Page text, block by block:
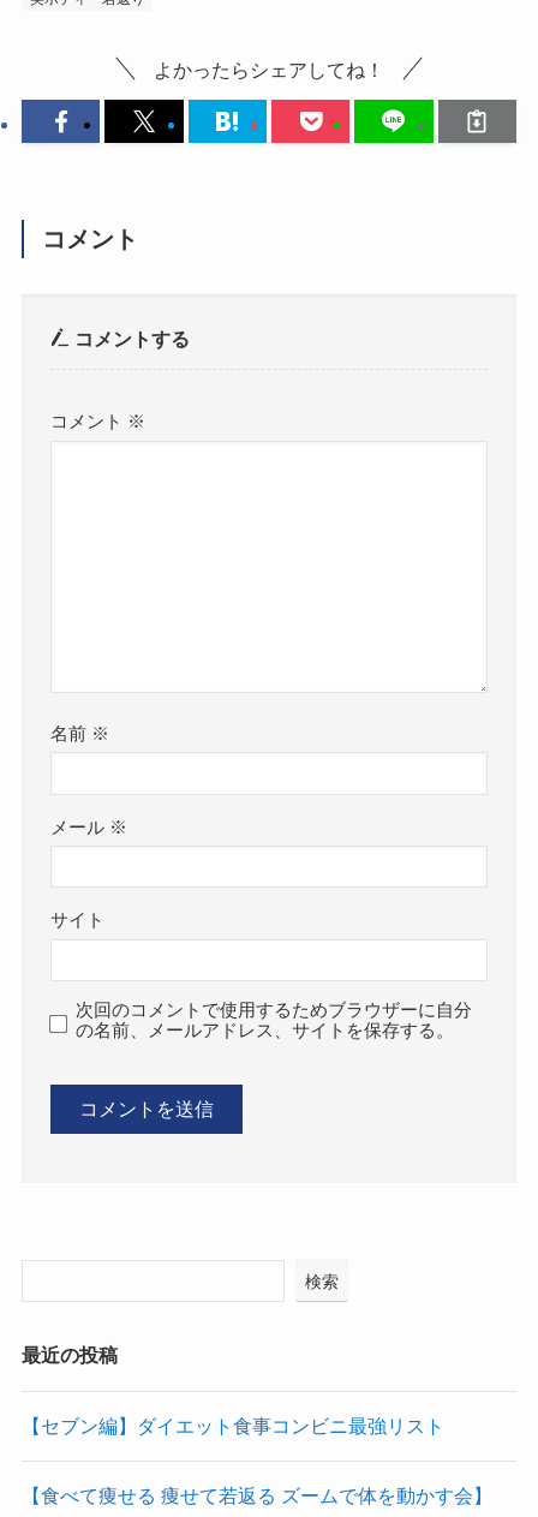
よかったらシェアしてね！
コメント
コメントする
コメント ※
名前 ※
メール ※
サイト
次回のコメントで使用するためブラウザーに自分
の名前、メールアドレス、サイトを保存する。
検索
最近の投稿
【セブン編】ダイエット食事コンビニ最強リスト
【食べて痩せる 痩せて若返る ズームで体を動かす会】